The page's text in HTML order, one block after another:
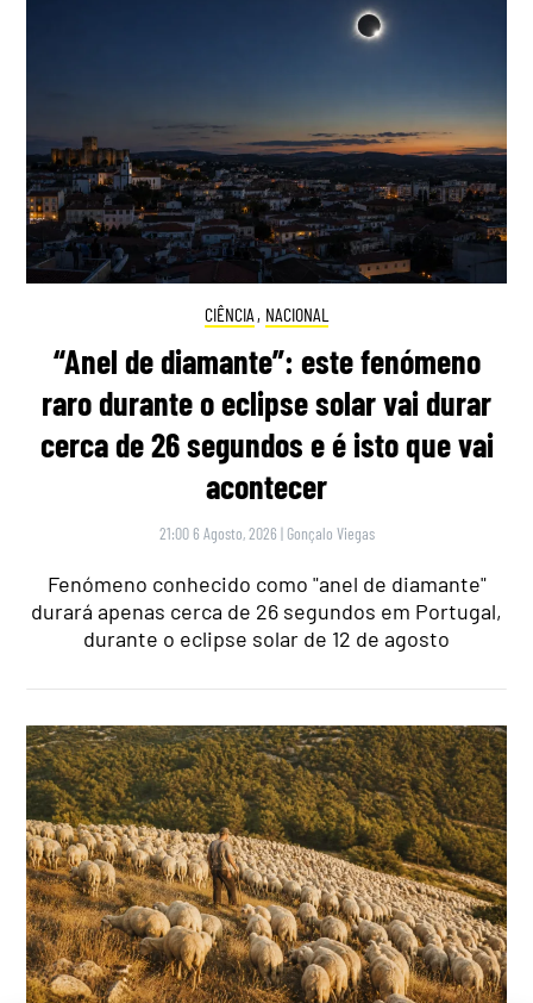
CIÊNCIA , NACIONAL
“Anel de diamante”: este fenómeno
raro durante o eclipse solar vai durar
cerca de 26 segundos e é isto que vai
acontecer
21:00 6 Agosto, 2026 | Gonçalo Viegas
Fenómeno conhecido como "anel de diamante"
durará apenas cerca de 26 segundos em Portugal,
durante o eclipse solar de 12 de agosto